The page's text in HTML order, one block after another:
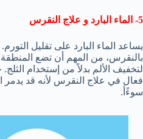
5- الماء البارد و علاج النقرس
يساعد الماء البارد على تقليل
بالنقرس، من المهم أن تضع المنطقة
لتخفيف الألم بدلاً من إستخدام الثلج.
فعال في علاج النقرس لأنه قد يدمر
سوءًأ.